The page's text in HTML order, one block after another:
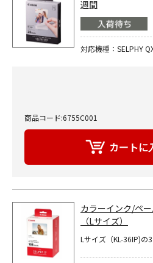
週間
対応機種：SELPHY
商品コード:6755C001
カラーインク/ペ
（Lサイズ）
Lサイズ（KL-36IP)の